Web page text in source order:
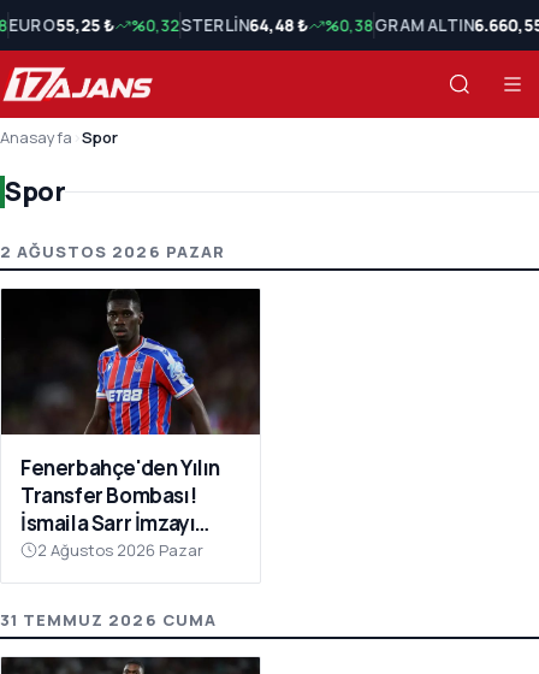
EURO55,25 ₺ %0,32STERLİN64,48 ₺ %0,38GRAM ALTIN
Anasayfa Spor
Spor
Spor Son Haberler
2 AĞUSTOS 2026 PAZAR
Fenerbahçe'den Yılın
Transfer Bombası!
İsmaila Sarr İmzayı
Atıyor
2 Ağustos 2026 Pazar
31 TEMMUZ 2026 CUMA